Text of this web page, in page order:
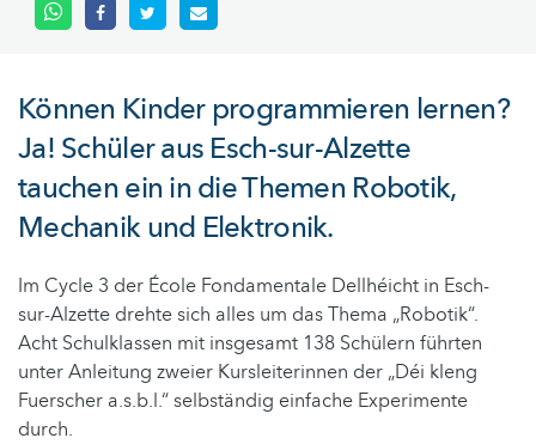
Können Kinder programmieren lernen?
Ja! Schüler aus Esch-sur-Alzette
tauchen ein in die Themen Robotik,
Mechanik und Elektronik.
Im Cycle 3 der École Fondamentale Dellhéicht in Esch-
sur-Alzette drehte sich alles um das Thema „Robotik“.
Acht Schulklassen mit insgesamt 138 Schülern führten
unter Anleitung zweier Kursleiterinnen der „Déi kleng
Fuerscher a.s.b.l.“ selbständig einfache Experimente
durch.